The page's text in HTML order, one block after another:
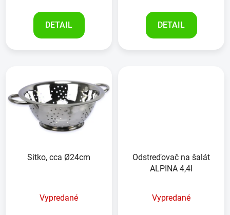
DETAIL DETAIL
Sitko, cca Ø24cm
Vypredané
Odstreďovač na šalát
ALPINA 4,4l
Vypredané